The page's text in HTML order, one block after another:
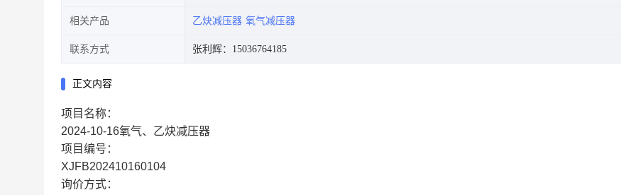
相关产品 乙炔减压器 氧气减压器
联系方式 张利辉：15036764185
正文内容
项目名称：
2024-10-16氧气、乙炔减压器
项目编号：
XJFB202410160104
询价方式：